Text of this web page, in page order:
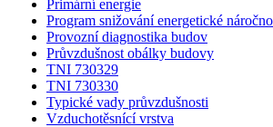
Primární energie
Program snižování energetické
Provozní diagnostika budov
Průvzdušnost obálky budovy
TNI 730329
TNI 730330
Typické vady průvzdušnosti
Vzduchotěsnící vrstva